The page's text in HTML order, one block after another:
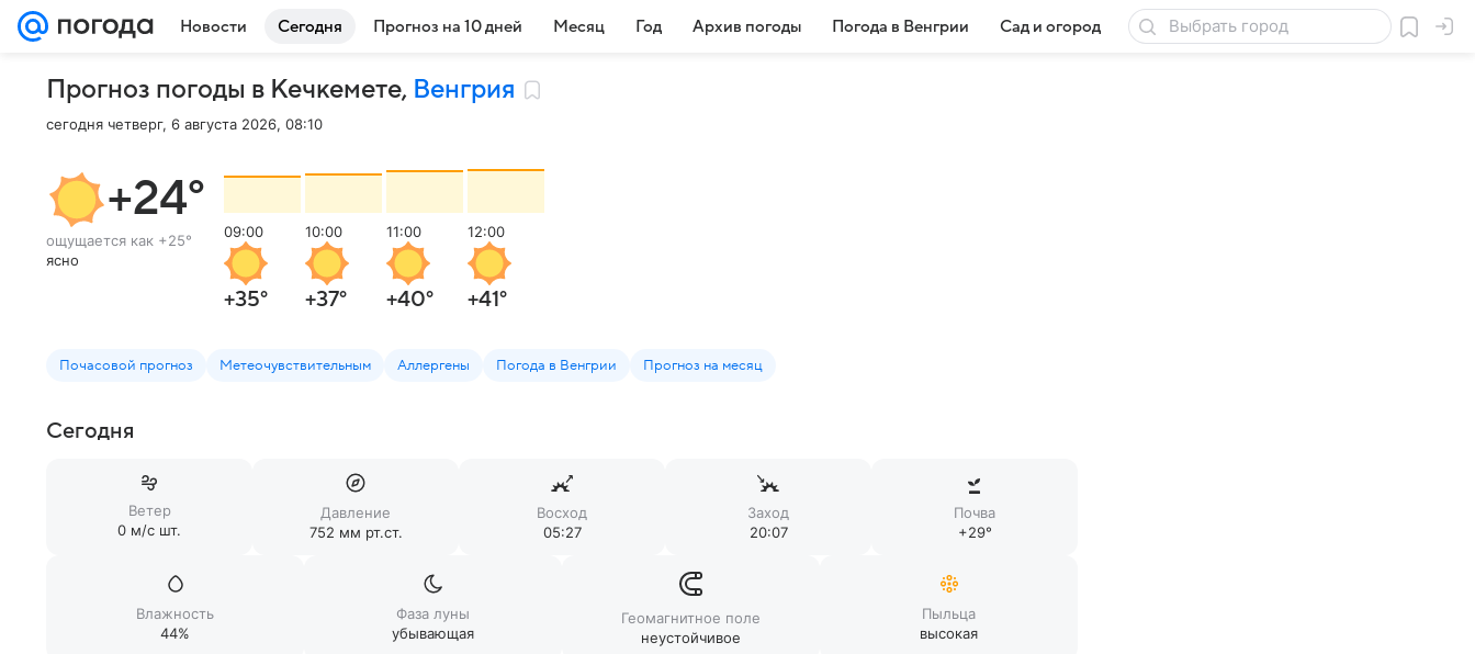
Новости Сегодня Прогноз на 10 дней Месяц Год Архив погоды Погода в Венгрии Сад и огород Товары для дачи
Прогноз погоды в Кечкемете, Венгрия
сегодня четверг, 6 августа 2026, 08:10
+24°
ощущается как +25°
ясно
09:00
+35°
10:00
+37°
11:00
+40°
12:00
+41°
Почасовой прогноз Метеочувствительным Аллергены Погода в Венгрии Прогноз на месяц
Сегодня
Ветер
0 м/c шт.
Давление
752 мм рт.ст.
Восход
05:27
Заход
20:07
Почва
+29°
Влажность
44%
Фаза луны
убывающая
Геомагнитное поле
неустойчивое
Пыльца
высокая